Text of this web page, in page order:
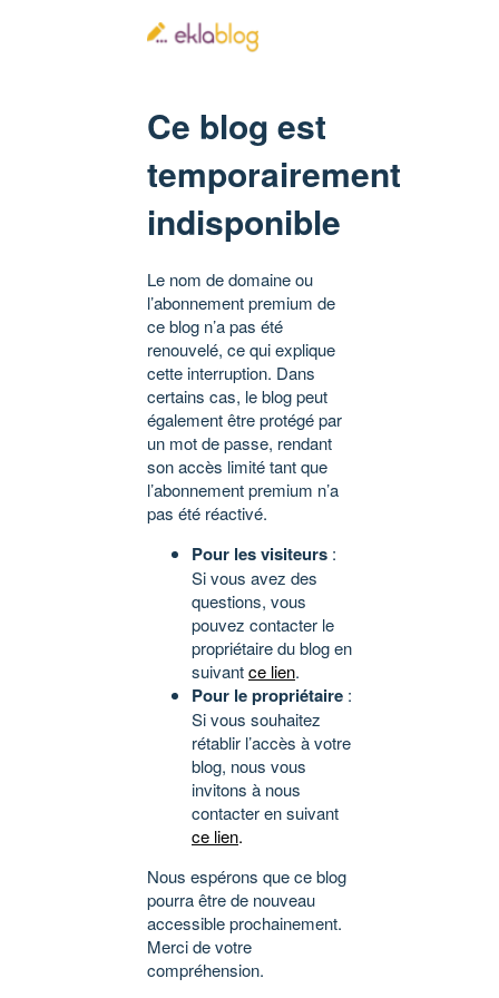
Ce blog est
temporairement
indisponible
Le nom de domaine ou
l’abonnement premium de
ce blog n’a pas été
renouvelé, ce qui explique
cette interruption. Dans
certains cas, le blog peut
également être protégé par
un mot de passe, rendant
son accès limité tant que
l’abonnement premium n’a
pas été réactivé.
Pour les visiteurs :
Si vous avez des
questions, vous
pouvez contacter le
propriétaire du blog en
suivantce lien.
Pour le propriétaire :
Si vous souhaitez
rétablir l’accès à votre
blog, nous vous
invitons à nous
contacter en suivant
ce lien.
Nous espérons que ce blog
pourra être de nouveau
accessible prochainement.
Merci de votre
compréhension.